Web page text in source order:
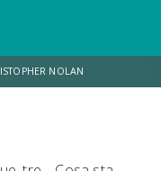
NOLAN